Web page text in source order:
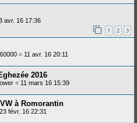
avr. 16 17:36
1 2 3
« 11 avr. 16 20:11
2016
« 11 mars 16 15:39
à Romorantin
23 févr. 16 22:31